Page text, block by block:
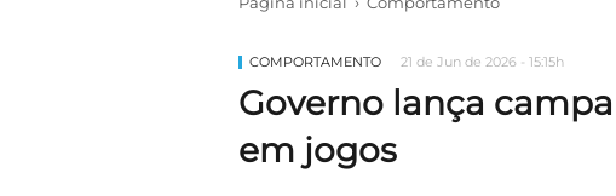
COMPORTAMENTO 21 de Jun de 2026 - 15:15h
Governo lança
em jogos